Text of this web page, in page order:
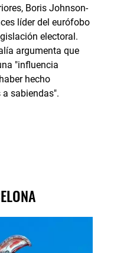
Boris Johnson-
líder del eurófobo
electoral.
argumenta que
"influencia
hecho
sabiendas".